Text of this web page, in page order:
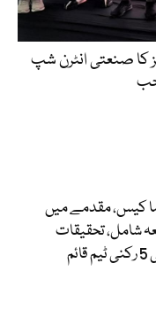
کیس، مقدمے میں
شامل، تحقیقات
کا صنعتی انٹرن شپ